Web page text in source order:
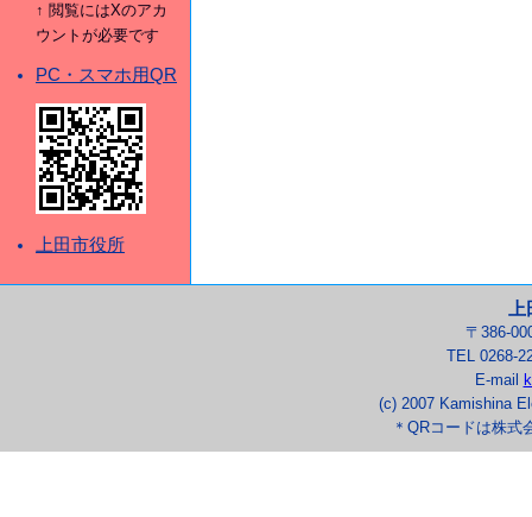
↑ 閲覧にはXのアカ
ウントが必要です
PC・スマホ用QR
上田市役所
〒386-
TEL 0268-
E-mail
(c) 2007 Kamishina
＊QRコードは株式